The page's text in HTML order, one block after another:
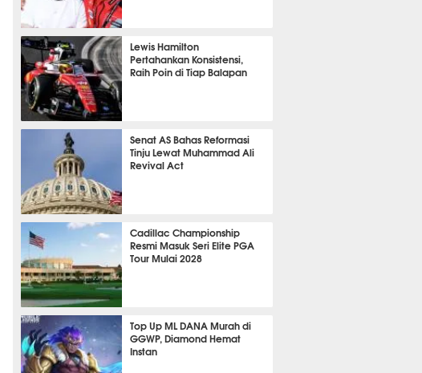
MOTOGP
Lewis Hamilton
Pertahankan Konsistensi,
Raih Poin di Tiap Balapan
F1
Senat AS Bahas Reformasi
Tinju Lewat Muhammad Ali
Revival Act
TINJU
Cadillac Championship
Resmi Masuk Seri Elite PGA
Tour Mulai 2028
GOLF
Top Up ML DANA Murah di
GGWP, Diamond Hemat
Instan